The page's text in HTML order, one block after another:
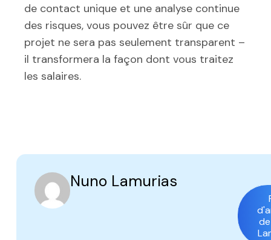
de contact unique et une analyse continue
des risques, vous pouvez être sûr que ce
projet ne sera pas seulement transparent –
il transformera la façon dont vous traitez
les salaires.
Nuno Lamurias